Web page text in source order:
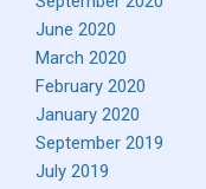
June 2020
March 2020
February 2020
January 2020
September 2019
July 2019